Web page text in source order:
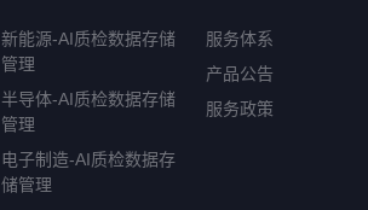
新能源-AI质检数据存储
管理
半导体-AI质检数据存储
管理
电子制造-AI质检数据存
储管理
服务体系
产品公告
服务政策